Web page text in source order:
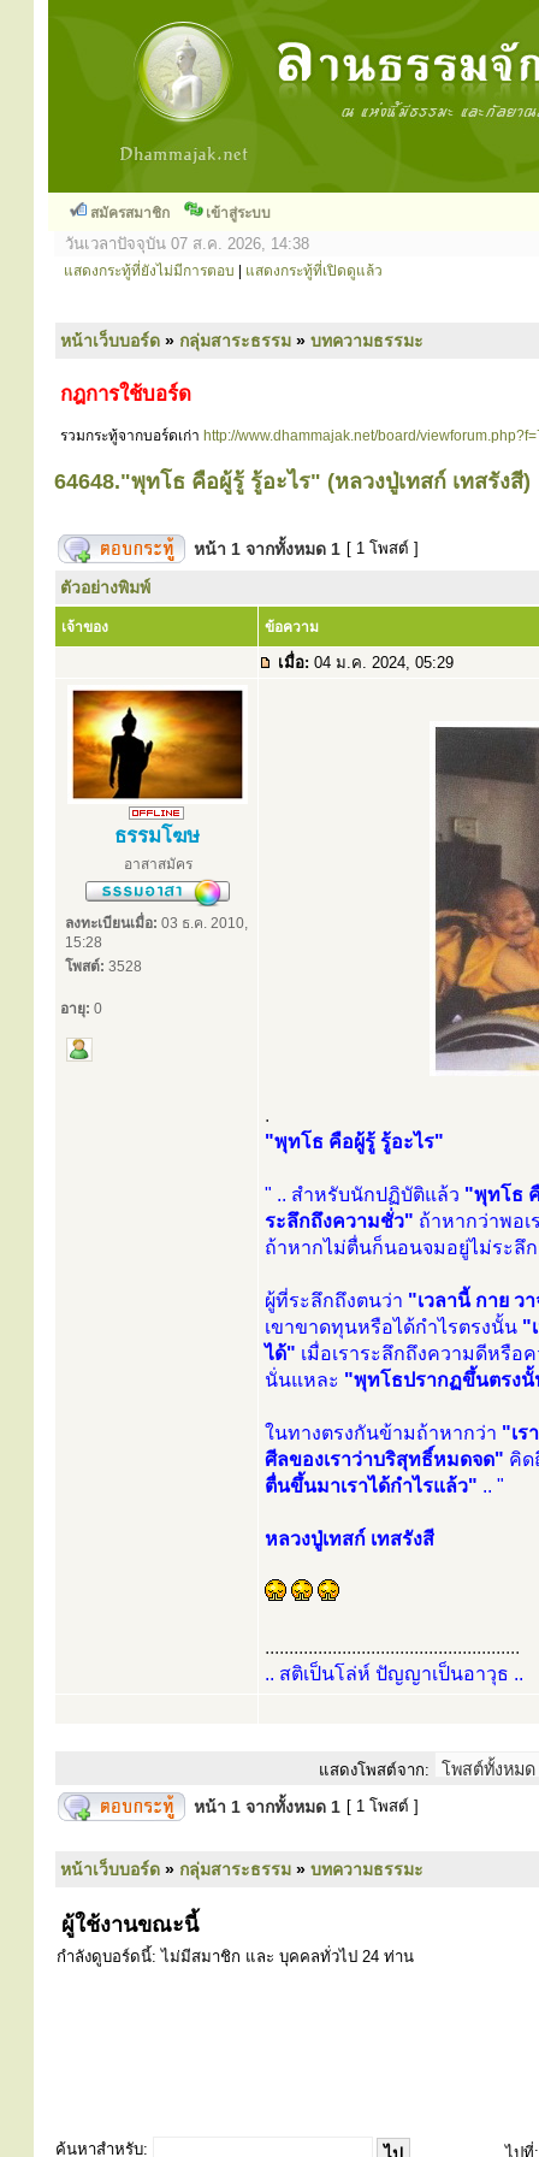
สมัครสมาชิก เข้าสู่ระบบ
วันเวลาปัจจุบัน 07 ส.ค. 2026, 14:38
แสดงกระทู้ที่ยังไม่มีการตอบ แสดงกระทู้ที่เปิดดูแล้ว
หน้าเว็บบอร์ด » กลุ่มสาระธรรม » บทความธรรมะ
กฎการใช้บอร์ด
รวมกระทู้จากบอร์ดเก่า http://www.dhammajak.net/board/
64648."พุทโธ คือผู้รู้ รู้อะไร" (หลวงปู่เทสก์ เทสรังสี)
หน้า 1 จากทั้งหมด 1 [ 1 โพสต์ ]
ตัวอย่างพิมพ์
เจ้าของ ข้อความ
เมื่อ: 04 ม.ค. 2024, 05:29
ธรรมโฆษ
อาสาสมัคร
ลงทะเบียนเมื่อ: 03 ธ.ค. 2010,
15:28
โพสต์: 3528
อายุ: 0
.
"พุทโธ คือผู้รู้ รู้อะไร"
" .. สำหรับนักปฏิบัติแล้ว "พุทโธ คื
ระลึกถึงความชั่ว" ถ้าหากว่าพอ
ถ้าหากไม่ตื่นก็นอนจมอยู่ไม่ระลึก
ผู้ที่ระลึกถึงตนว่า "เวลานี้ กาย ว
เขาขาดทุนหรือได้กำไรตรงนั้น "
ได้" เมื่อเราระลึกถึงความดีหรื
นั่นแหละ "พุทโธปรากฏขึ้นตรงนั้
ในทางตรงกันข้ามถ้าหากว่า "เร
ศีลของเราว่าบริสุทธิ์หมดจด" คิด
ตื่นขึ้นมาเราได้กำไรแล้ว" .. "
หลวงปู่เทสก์ เทสรังสี
.....................................................
.. สติเป็นโล่ห์ ปัญญาเป็นอาวุธ ..
แสดงโพสต์จาก:
หน้า 1 จากทั้งหมด 1 [ 1 โพสต์ ]
หน้าเว็บบอร์ด » กลุ่มสาระธรรม » บทความธรรมะ
ผู้ใช้งานขณะนี้
กำลังดูบอร์ดนี้: ไม่มีสมาชิก และ บุคคลทั่วไป 24 ท่าน
ค้นหาสำหรับ: ไปที่: